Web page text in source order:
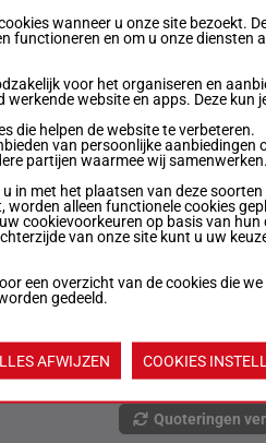
5
6
7
8
9
10
Quoteringen
wanneer u onze site bezoekt.
functioneren en om u onze diensten
voor het organiseren en
website en apps. Deze kun
die helpen de website te verbeteren.
van persoonlijke aanbiedingen
partijen waarmee wij
in met het plaatsen van deze soorten
worden alleen functionele cookies
cookievoorkeuren op basis van hun
van onze site kunt u uw
een overzicht van de cookies die we
gedeeld.
AFWIJZEN COOKIES